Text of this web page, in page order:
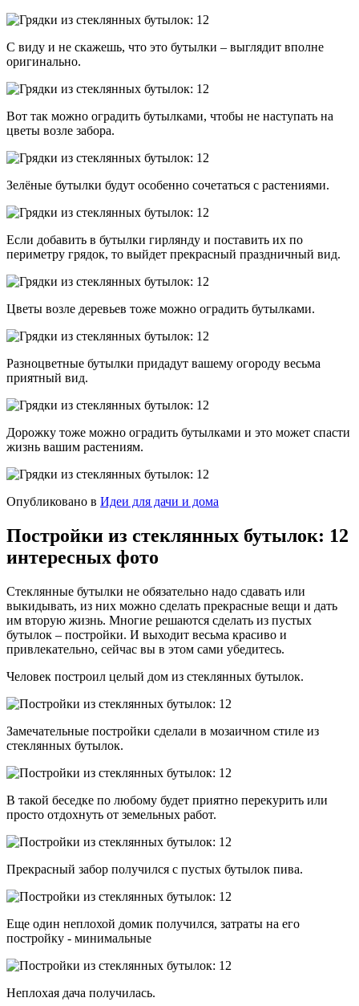
С виду и не скажешь, что это бутылки – выглядит вполне
оригинально.
Вот так можно оградить бутылками, чтобы не наступать на
цветы возле забора.
Зелёные бутылки будут особенно сочетаться с растениями.
Если добавить в бутылки гирлянду и поставить их по
периметру грядок, то выйдет прекрасный праздничный вид.
Цветы возле деревьев тоже можно оградить бутылками.
Разноцветные бутылки придадут вашему огороду весьма
приятный вид.
Дорожку тоже можно оградить бутылками и это может спасти
жизнь вашим растениям.
Опубликовано в Идеи для дачи и дома
Постройки из стеклянных бутылок: 12
интересных фото
Стеклянные бутылки не обязательно надо сдавать или
выкидывать, из них можно сделать прекрасные вещи и дать
им вторую жизнь. Многие решаются сделать из пустых
бутылок – постройки. И выходит весьма красиво и
привлекательно, сейчас вы в этом сами убедитесь.
Человек построил целый дом из стеклянных бутылок.
Замечательные постройки сделали в мозаичном стиле из
стеклянных бутылок.
В такой беседке по любому будет приятно перекурить или
просто отдохнуть от земельных работ.
Прекрасный забор получился с пустых бутылок пива.
Еще один неплохой домик получился, затраты на его
постройку - минимальные
Неплохая дача получилась.